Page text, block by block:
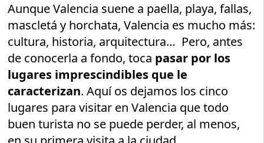
Aunque Valencia suene a paella, playa, fallas,
mascletá y horchata, Valencia es mucho más:
cultura, historia, arquitectura… Pero, antes
de conocerla a fondo, toca pasar por los
lugares imprescindibles que le
caracterizan. Aquí os dejamos los cinco
lugares para visitar en Valencia que todo
buen turista no se puede perder, al menos,